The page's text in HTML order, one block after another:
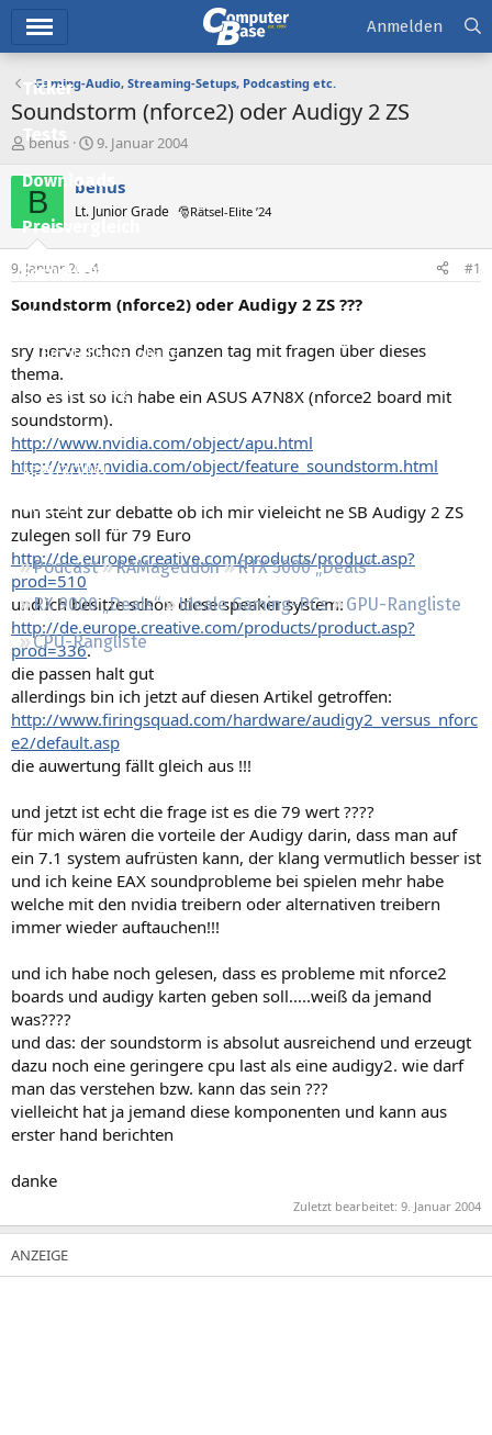
Ticker
Tests
Downloads
Preisvergleich
Forum
Aktuelles
Empfohlene Inhalte
Neue Beiträge
Neueste Aktivitäten
Leserartikel
Regeln
Podcast RAMageddon
RTX 5000 „Deals“
RX 9000 „Deals“
Ideale Gaming-PCs
GPU-Rangliste
CPU-Rangliste
Anmelden
Gaming-Audio, Streaming-Setups, Podcasting etc.
Soundstorm (nforce2) oder Audigy 2 ZS
E
s
e
e
r
benus
E
s
e
l
t
a
9. Januar 2004
B benus
Lt. Junior Grade 🎅Rätsel-Elite ’24
9. Januar 2004 #1
Soundstorm (nforce2) oder Audigy 2 ZS ???
sry nerve schon den ganzen tag mit fragen über dieses
thema.
also es ist so ich habe ein ASUS A7N8X (nforce2 board mit
soundstorm).
http://www.nvidia.com/object/apu.html
http://www.nvidia.com/object/feature_soundstorm.html
nun steht zur debatte ob ich mir vieleicht ne SB Audigy 2 ZS
zulegen soll für 79 Euro
http://de.europe.creative.com/products/product.asp?
prod=510
und ich besitze schon diese speaker system:
http://de.europe.creative.com/products/product.asp?
prod=336.
die passen halt gut
allerdings bin ich jetzt auf diesen Artikel getroffen:
http://www.firingsquad.com/hardware/audigy2_versus_nforc
e2/default.asp
die auwertung fällt gleich aus !!!
und jetzt ist echt die frage ist es die 79 wert ????
für mich wären die vorteile der Audigy darin, dass man auf
ein 7.1 system aufrüsten kann, der klang vermutlich besser ist
und ich keine EAX soundprobleme bei spielen mehr habe
welche mit den nvidia treibern oder alternativen treibern
immer wieder auftauchen!!!
und ich habe noch gelesen, dass es probleme mit nforce2
boards und audigy karten geben soll.....weiß da jemand
was????
und das: der soundstorm is absolut ausreichend und erzeugt
dazu noch eine geringere cpu last als eine audigy2. wie darf
man das verstehen bzw. kann das sein ???
vielleicht hat ja jemand diese komponenten und kann aus
erster hand berichten
danke
Zuletzt bearbeitet: 9. Januar 2004